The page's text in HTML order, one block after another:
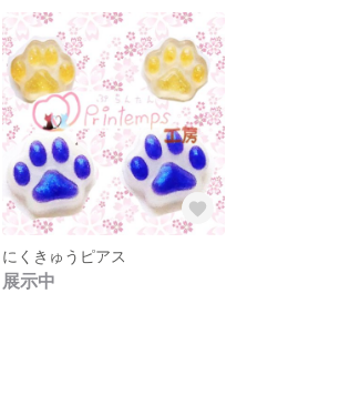
にくきゅうピアス
展示中